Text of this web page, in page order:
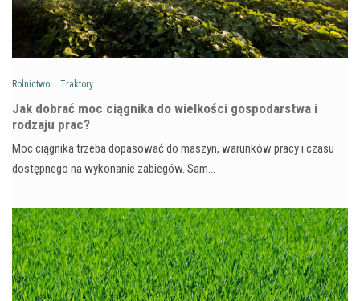
Rolnictwo Traktory
Jak dobrać moc ciągnika do wielkości gospodarstwa i
rodzaju prac?
Moc ciągnika trzeba dopasować do maszyn, warunków pracy i czasu
dostępnego na wykonanie zabiegów. Sam…